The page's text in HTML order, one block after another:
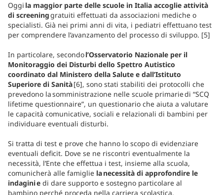
Oggi la maggior parte delle scuole in Italia accoglie attività
di screeninggratuiti effettuati da associazioni mediche o
specialisti. Già nei primi anni di vita, i pediatri effettuano test
per comprendere l’avanzamento del processo di sviluppo. [5]
In particolare, secondol’Osservatorio Nazionale per il
Monitoraggio dei Disturbi dello Spettro Autistico
coordinato dal Ministero della Salute e dall’Istituto
Superiore di Sanità[6], sono stati stabiliti dei protocolli che
prevedono la somministrazione nelle scuole primarie di “SCQ
lifetime questionnaire”, un questionario che aiuta a valutare
le capacità comunicative, sociali e relazionali di bambini per
individuare eventuali disturbi.
Si tratta di test e prove che hanno lo scopo di evidenziare
eventuali deficit. Dove se ne riscontri eventualmente la
necessità, l’Ente che effettua i test, insieme alla scuola,
comunicherà alle famiglie la necessità di approfondire le
indagini e di dare supporto e sostegno particolare al
bambino perché proceda nella carriera scolastica.